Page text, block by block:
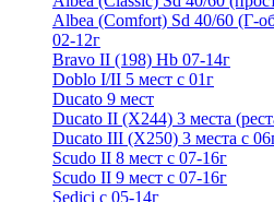
Albea (Comfort) Sd 40/60 (Г-
02-12г
Bravo II (198) Hb 07-14г
Doblo I/II 5 мест с 01г
Ducato 9 мест
Ducato II (Х244) 3 места
Ducato III (Х250) 3 места с
Scudo II 8 мест с 07-16г
Scudo II 9 мест с 07-16г
Sedici c 05-14г